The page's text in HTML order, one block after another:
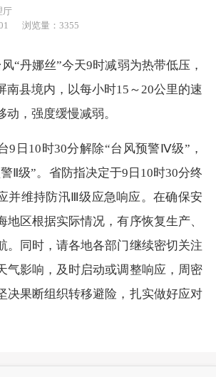
厅
浏览量：3355
丹娜丝”今天9时减弱为热带低压，
南县境内，以每小时15～20公里的速
动，强度缓慢减弱。
10时30分解除“台风预警Ⅳ级”，
Ⅱ级”。省防指决定于9日10时30分终
并维持防汛Ⅲ级应急响应。在确保安
地区根据实际情况，有序恢复生产、
。同时，请各地各部门继续密切关注
气影响，及时启动或调整响应，周密
决果断组织转移避险，扎实做好应对